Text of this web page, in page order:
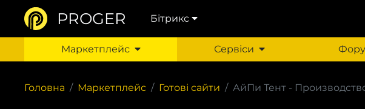
PROGER Бітрикс
Маркетплейс Сервіси
Головна Маркетплейс Готові сайти АйПи Тент -